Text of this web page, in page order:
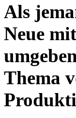
Als
Neue
Thema